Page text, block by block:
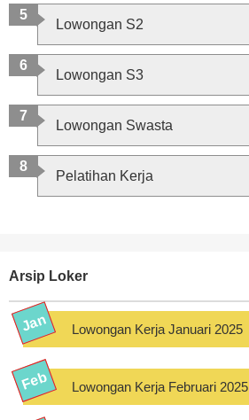
Lowongan S2
Lowongan S3
Lowongan Swasta
Pelatihan Kerja
Arsip Loker
Lowongan Kerja Januari 2025
Lowongan Kerja Februari 2025